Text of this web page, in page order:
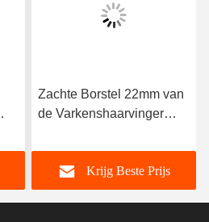
Zachte Borstel 22mm van
de Varkenshaarvinger
Silicone
Krijg Beste Prijs